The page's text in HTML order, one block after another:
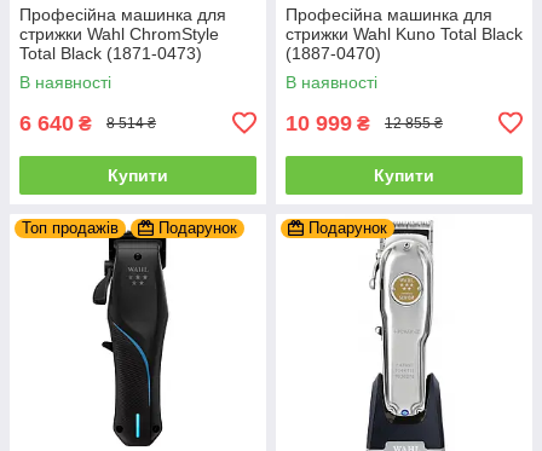
Професійна машинка для
стрижки Wahl ChromStyle
Total Black (1871-0473)
В наявності
6 640 ₴ 8 514 ₴
Купити
Професійна машинка для
стрижки Wahl Kuno Total Black
(1887-0470)
В наявності
10 999 ₴ 12 855 ₴
Купити
Топ продажів Подарунок Подарунок